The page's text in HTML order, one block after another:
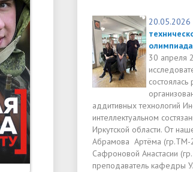
20.05.2026
30 апреля
аддитивных технологий
интеллектуальном
Иркутской области. От
Абрамова Артёма (гр.ТМ-
Сафроновой Анастасии
преподаватель кафедры